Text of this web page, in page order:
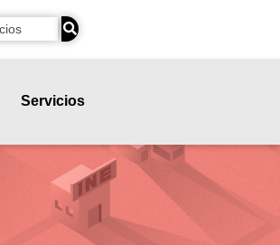
Servicios